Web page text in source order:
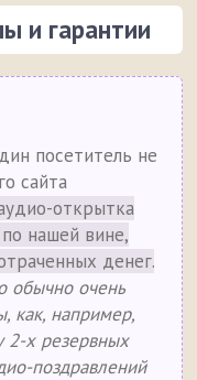
и гарантии
посетитель не
сайта
открытка
нашей вине,
денег.
обычно очень
как, например,
2-х резервных
поздравлений